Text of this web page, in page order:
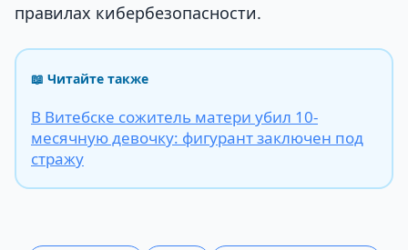
правилах кибербезопасности.
📖 Читайте также
В Витебске сожитель матери убил 10-
месячную девочку: фигурант заключен под
стражу